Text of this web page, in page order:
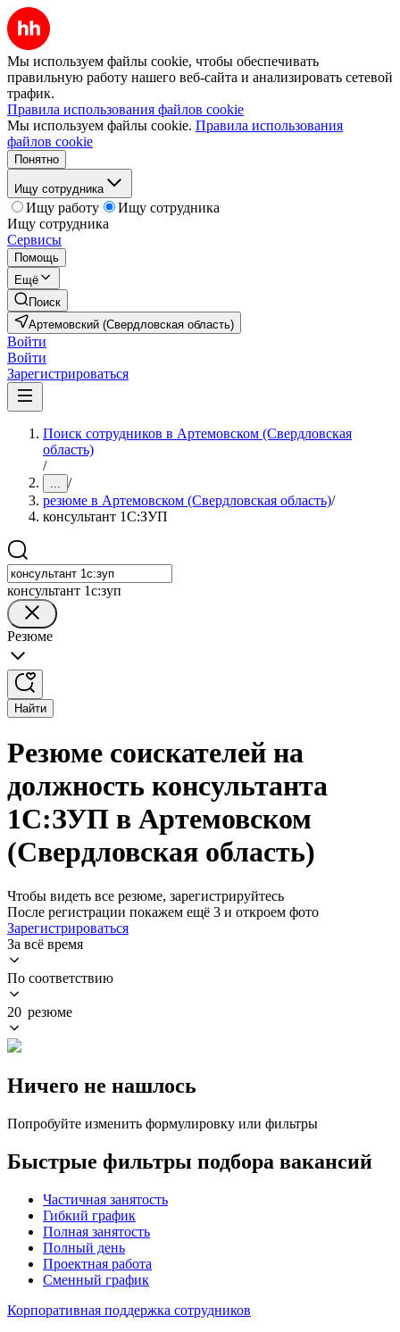
Мы используем файлы cookie, чтобы обеспечивать
правильную работу нашего веб-сайта и анализировать сетевой
трафик.
Правила использования файлов cookie
Мы используем файлы cookie. Правила использования
файлов cookie
Понятно
Ищу сотрудника
Ищу работу
Ищу сотрудника
Ищу сотрудника
Сервисы
Помощь
Ещё
Поиск
Артемовский (Свердловская область)
Войти
Войти
Зарегистрироваться
Поиск сотрудников в Артемовском (Свердловская
область)
/
... /
резюме в Артемовском (Свердловская область)/
консультант 1С:ЗУП
консультант 1с:зуп
Резюме
Найти
Резюме соискателей на
должность консультанта
1С:ЗУП в Артемовском
(Свердловская область)
Чтобы видеть все резюме, зарегистрируйтесь
После регистрации покажем ещё 3 и откроем фото
Зарегистрироваться
За всё время
По соответствию
20 резюме
Ничего не нашлось
Попробуйте изменить формулировку или фильтры
Быстрые фильтры подбора вакансий
Частичная занятость
Гибкий график
Полная занятость
Полный день
Проектная работа
Сменный график
Корпоративная поддержка сотрудников